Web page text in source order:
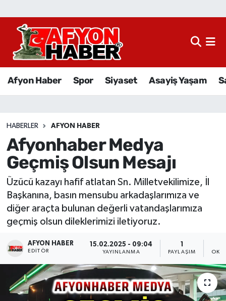
Afyon Haber Spor Siyaset Asayiş Yaşam
HABERLER AFYON HABER
Afyonhaber Medya
Geçmiş Olsun Mesajı
Üzücü kazayı hafif atlatan Sn. Milletvekilimize, İl
Başkanına, basın mensubu arkadaşlarımıza ve
diğer araçta bulunan değerli vatandaşlarımıza
geçmiş olsun dileklerimizi iletiyoruz.
AFYON HABER
EDITÖR
15.02.2025 - 09:04
YAYINLANMA PAYLAŞIM
Afyon Haber
Sağlık
Eğitim
Sivil Toplum
Ekonomi
Magazin
Etkinlikler